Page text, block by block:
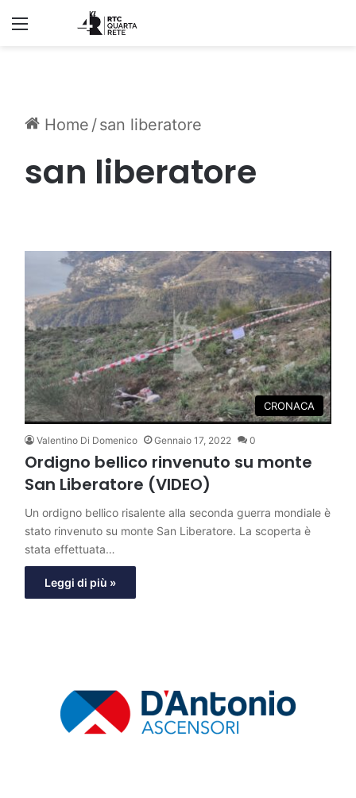
Home /san liberatore
san liberatore
CRONACA
Valentino Di Domenico Gennaio 17, 2022 0
Ordigno bellico rinvenuto su monte
San Liberatore (VIDEO)
Un ordigno bellico risalente alla seconda guerra mondiale è
stato rinvenuto su monte San Liberatore. La scoperta è
stata effettuata…
Leggi di più »